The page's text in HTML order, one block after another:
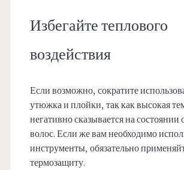
Избегайте теплового
воздействия
Если возможно, сократите
утюжка и плойки, так как высокая
негативно сказывается на
волос. Если же вам необходимо
инструменты, обязательно
термозащиту.